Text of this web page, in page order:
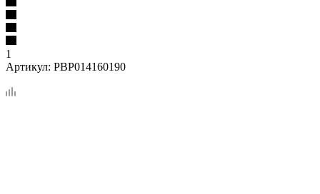
1
Артикул: PBP014160190